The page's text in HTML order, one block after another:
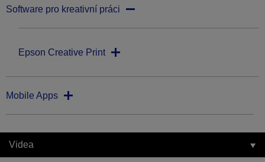
Software pro kreativní práci
Epson Creative Print
Mobile Apps
Videa